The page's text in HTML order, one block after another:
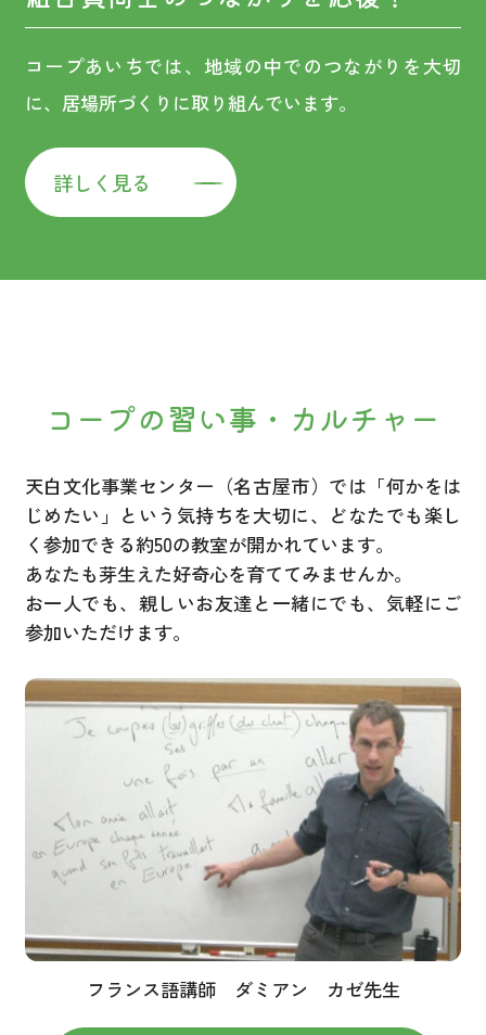
コープあいちでは、地域の中でのつながりを大切
に、居場所づくりに取り組んでいます。
詳しく見る
コープの習い事・カルチャー
天白文化事業センター（名古屋市）では「何かをは
じめたい」という気持ちを大切に、どなたでも楽し
く参加できる約50の教室が開かれています。
あなたも芽生えた好奇心を育ててみませんか。
お一人でも、親しいお友達と一緒にでも、気軽にご
参加いただけます。
フランス語講師 ダミアン カゼ先生